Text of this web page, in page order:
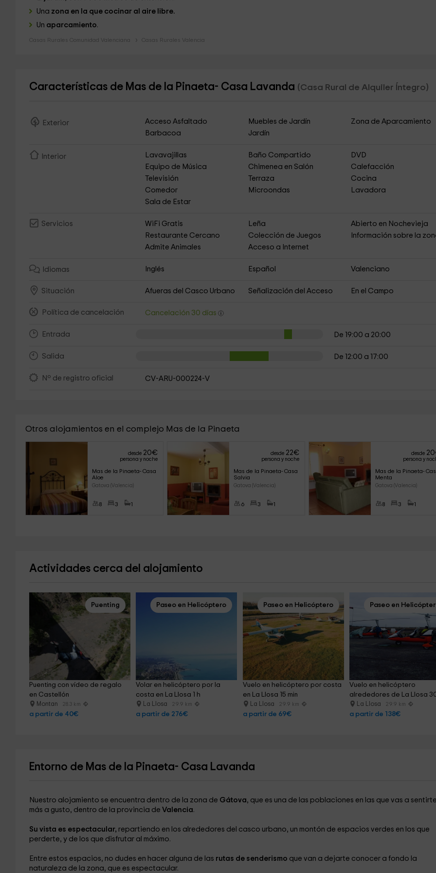
Una zona en la que cocinar al aire libre.
Un aparcamiento.
Casas Rurales Comunidad Valenciana Casas Rurales Valencia
Características de Mas de la Pinaeta- Casa Lavanda (Casa Rural de Alquiler Íntegro)
Exterior Acceso Asfaltado Muebles de Jardín
Zona de Aparcamiento
Barbacoa
Jardín
Interior Lavavajillas Baño Compartido
DVD
Equipo de Música
Chimenea en Salón
Calefacción
Televisión
Terraza
Cocina
Comedor
Microondas
Lavadora
Sala de Estar
Servicios WiFi Gratis Leña
Abierto en Nochevieja
Restaurante Cercano
Colección de Juegos
Información sobre la
Admite Animales
Acceso a Internet
Idiomas Inglés Español Valenciano
Situación Afueras del Casco Urbano Señalización del Acceso En el Campo
Política de cancelación Cancelación 30 días
Entrada De 19:00 a 20:00
Salida De 12:00 a 17:00
Nº de registro oficial CV-ARU-000224-V
Otros alojamientos en el complejo Mas de la Pinaeta
desde 20€
persona y noche
Mas de la Pinaeta- Casa
Aloe
Gatova (Valencia)
8 3 1
desde 22€
persona y noche
Mas de la Pinaeta- Casa
Salvia
Gatova (Valencia)
6 3 1
desde 20
persona y
Mas de la Pinaeta-
Menta
Gatova (Valencia)
8 3 1
Actividades cerca del alojamiento
Puenting
Puenting con vídeo de regalo
en Castellón
Montan 28.3 km
a partir de 40€
Paseo en Helicóptero
Volar en helicóptero por la
costa en La Llosa 1 h
La Llosa 29.9 km
a partir de 276€
Paseo en Helicóptero
Vuelo en helicóptero por costa
en La Llosa 15 min
La Llosa 29.9 km
a partir de 69€
Paseo en
Vuelo en helicóptero
alrededores de La Llosa
La Llosa 29.9 km
a partir de 138€
Entorno de Mas de la Pinaeta- Casa Lavanda
Nuestro alojamiento se encuentra dentro de la zona de Gátova, que es una de las poblaciones en las que vas a
más a gusto, dentro de la provincia de Valencia.
Su vista es espectacular, repartiendo en los alrededores del casco urbano, un montón de espacios verdes en los que
perderte, y de los que disfrutar al máximo.
Entre estos espacios, no dudes en hacer alguna de las rutas de senderismo que van a dejarte conocer a fondo la
naturaleza de la zona, que es espectacular.